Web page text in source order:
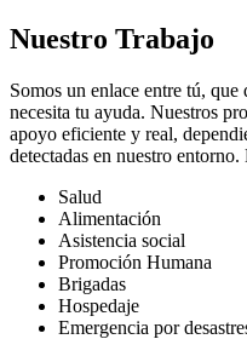
Nuestro Trabajo
Somos un enlace entre tú,
necesita tu ayuda. Nuestros
apoyo eficiente y real,
detectadas en nuestro
Salud
Alimentación
Asistencia social
Promoción Humana
Brigadas
Hospedaje
Emergencia por